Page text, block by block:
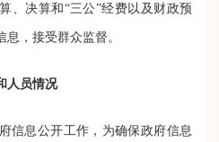
、决算和“三公”经费以及财政预
，接受群众监督。
人员情况
息公开工作，为确保政府信息